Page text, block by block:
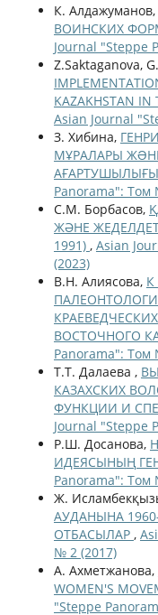
К.
ВОИНСКИХ
Journal "Steppe
Z.Saktaganova,
KAZAKHSTAN IN
Asian Journal
З. Хибина,
МҰРАЛАРЫ
Panorama": Том
С.М. Борбасов,
ЖӘНЕ
1991) , Asian
(2023)
В.Н. Алиясова,
ВОСТОЧНОГО
Panorama": Том
Т.Т. Далаева ,
КАЗАХСКИХ
ФУНКЦИИ И
Journal "Steppe
Р.Ш. Досанова,
ИДЕЯСЫНЫҢ
Panorama": Том
Ж.
АУДАНЫНА
ОТБАСЫЛАР ,
№ 2 (2017)
А. Ахметжанова,
WOMEN'S
"Steppe